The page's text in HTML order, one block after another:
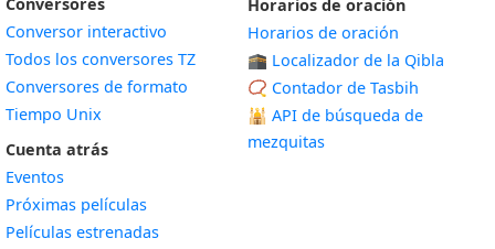
Conversor interactivo
Todos los conversores TZ
Conversores de formato
Tiempo Unix
Cuenta atrás
Eventos
Próximas películas
Películas estrenadas
Horarios de oración
Horarios de oración
🕋 Localizador de la Qibla
📿 Contador de Tasbih
🕌 API de búsqueda de
mezquitas